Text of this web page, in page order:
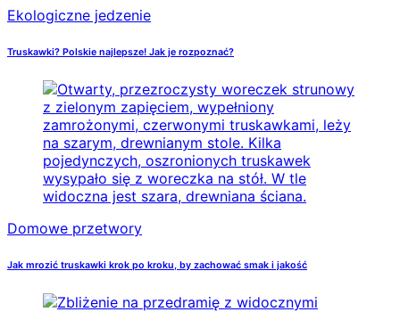
Ekologiczne jedzenie
Truskawki? Polskie najlepsze! Jak je rozpoznać?
Domowe przetwory
Jak mrozić truskawki krok po kroku, by zachować smak i jakość